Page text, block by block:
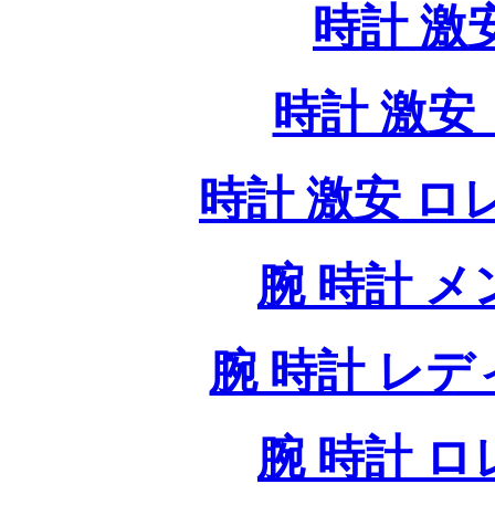
時計 激
時計 激安
時計 激安 ロ
腕 時計 メ
腕 時計 レデ
腕 時計 ロ